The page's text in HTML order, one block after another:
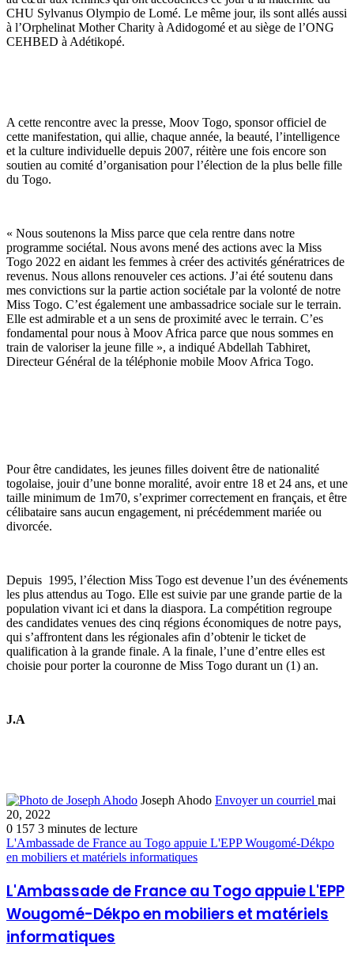
CHU Sylvanus Olympio de Lomé. Le même jour, ils sont allés aussi
à l’Orphelinat Mother Charity à Adidogomé et au siège de l’ONG
CEHBED à Adétikopé.
A cette rencontre avec la presse, Moov Togo, sponsor officiel de
cette manifestation, qui allie, chaque année, la beauté, l’intelligence
et la culture individuelle depuis 2007, réitère une fois encore son
soutien au comité d’organisation pour l’élection de la plus belle fille
du Togo.
« Nous soutenons la Miss parce que cela rentre dans notre
programme sociétal. Nous avons mené des actions avec la Miss
Togo 2022 en aidant les femmes à créer des activités génératrices de
revenus. Nous allons renouveler ces actions. J’ai été soutenu dans
mes convictions sur la partie action sociétale par la volonté de notre
Miss Togo. C’est également une ambassadrice sociale sur le terrain.
Elle est admirable et a un sens de proximité avec le terrain. C’es
fondamental pour nous à Moov Africa parce que nous sommes en
train de valoriser la jeune fille », a indiqué Abdellah Tabhiret,
Directeur Général de la téléphonie mobile Moov Africa Togo.
Pour être candidates, les jeunes filles doivent être de nationalité
togolaise, jouir d’une bonne moralité, avoir entre 18 et 24 ans, et une
taille minimum de 1m70, s’exprimer correctement en français, et être
célibataire sans aucun engagement, ni précédemment mariée ou
divorcée.
Depuis 1995, l’élection Miss Togo est devenue l’un des événements
les plus attendus au Togo. Elle est suivie par une grande partie de la
population vivant ici et dans la diaspora. La compétition regroupe
des candidates venues des cinq régions économiques de notre pays,
qui s’affrontent dans les régionales afin d’obtenir le ticket de
qualification à la grande finale. A la finale, l’une d’entre elles est
choisie pour porter la couronne de Miss Togo durant un (1) an.
J.A
Joseph Ahodo Envoyer un courriel mai
20, 2022
0 157 3 minutes de lecture
L'Ambassade de France au Togo appuie L'EPP Wougomé-Dékpo
en mobiliers et matériels informatiques
L'Ambassade de France au Togo appuie L'EPP
Wougomé-Dékpo en mobiliers et matériels
informatiques